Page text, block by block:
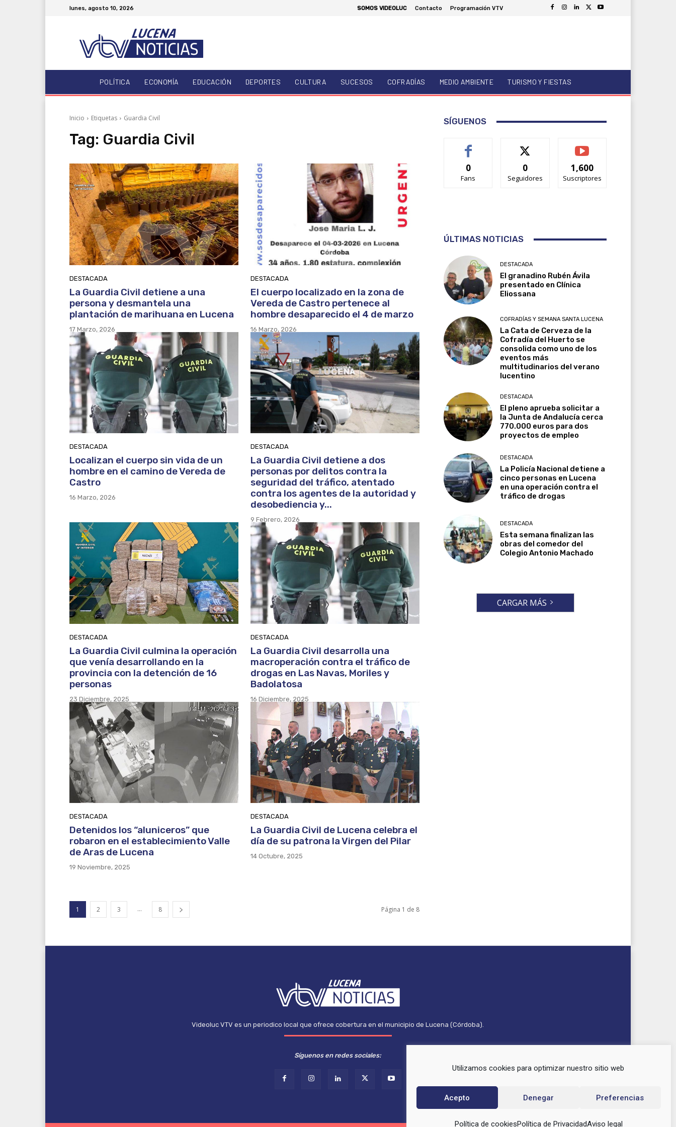
Utilizamos cookies para optimizar nuestro sitio web
Acepto Denegar Preferencias
Política de cookiesPolítica de PrivacidadAviso legal
lunes, agosto 10, 2026 SOMOS VIDEOLUC Contacto Programación VTV
POLÍTICA ECONOMÍA EDUCACIÓN DEPORTES CULTURA SUCESOS COFRADÍAS MEDIO AMBIENTE TURISMO Y FIESTAS
Inicio Etiquetas Guardia Civil
Tag: Guardia Civil
DESTACADA
La Guardia Civil detiene a una
persona y desmantela una
plantación de marihuana en Lucena
17 Marzo, 2026
DESTACADA
El cuerpo localizado en la zona de
Vereda de Castro pertenece al
hombre desaparecido el 4 de marzo
16 Marzo, 2026
DESTACADA
Localizan el cuerpo sin vida de un
hombre en el camino de Vereda de
Castro
16 Marzo, 2026
DESTACADA
La Guardia Civil detiene a dos
personas por delitos contra la
seguridad del tráfico, atentado
contra los agentes de la autoridad y
desobediencia y...
9 Febrero, 2026
DESTACADA
La Guardia Civil culmina la operación
que venía desarrollando en la
provincia con la detención de 16
personas
23 Diciembre, 2025
DESTACADA
La Guardia Civil desarrolla una
macroperación contra el tráfico de
drogas en Las Navas, Moriles y
Badolatosa
16 Diciembre, 2025
DESTACADA
Detenidos los “aluniceros” que
robaron en el establecimiento Valle
de Aras de Lucena
19 Noviembre, 2025
DESTACADA
La Guardia Civil de Lucena celebra el
día de su patrona la Virgen del Pilar
14 Octubre, 2025
1 2 3 ... 8 Página 1 de 8
SÍGUENOS
0
Fans
0
Seguidores
1,600
Suscriptores
ÚLTIMAS NOTICIAS
DESTACADA
El granadino Rubén Ávila
presentado en Clínica
Eliossana
COFRADÍAS Y SEMANA SANTA LUCENA
La Cata de Cerveza de la
Cofradía del Huerto se
consolida como uno de los
eventos más
multitudinarios del verano
lucentino
DESTACADA
El pleno aprueba solicitar a
la Junta de Andalucía cerca
770.000 euros para dos
proyectos de empleo
DESTACADA
La Policía Nacional detiene a
cinco personas en Lucena
en una operación contra el
tráfico de drogas
DESTACADA
Esta semana finalizan las
obras del comedor del
Colegio Antonio Machado
CARGAR MÁS
Videoluc VTV es un periodico local que ofrece cobertura en el municipio de Lucena (Córdoba).
Síguenos en redes sociales: